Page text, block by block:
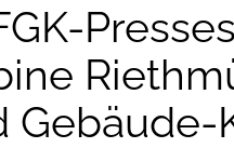
Gebäude-